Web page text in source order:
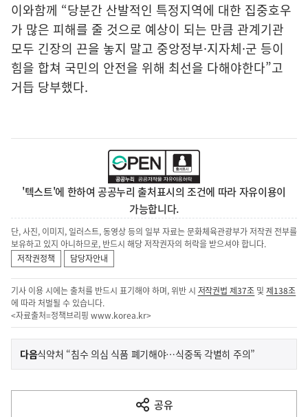
이와함께 “당분간 산발적인 특정지역에 대한 집중호우
가 많은 피해를 줄 것으로 예상이 되는 만큼 관계기관
모두 긴장의 끈을 놓지 말고 중앙정부·지자체·군 등이
힘을 합쳐 국민의 안전을 위해 최선을 다해야한다”고
거듭 당부했다.
'텍스트'에 한하여 공공누리 출처표시의 조건에 따라 자유이용이
가능합니다.
단, 사진, 이미지, 일러스트, 동영상 등의 일부 자료는 문화체육관광부가 저작권 전부를
보유하고 있지 아니하므로, 반드시 해당 저작권자의 허락을 받으셔야 합니다.
저작권정책
담당자안내
기사 이용 시에는 출처를 반드시 표기해야 하며, 위반 시 저작권법 제37조 및제138조
에 따라 처벌될 수 있습니다.
<자료출처=정책브리핑 www.korea.kr>
이
전
다
다음기
사
식약처 “침수 의심 식품 폐기해야…식중독 각별히 주의”
공유
열